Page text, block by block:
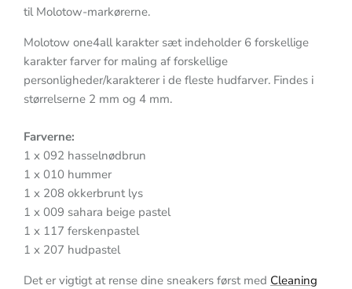
til Molotow-markørerne.
Molotow one4all karakter sæt indeholder 6 forskellige
karakter farver for maling af forskellige
personligheder/karakterer i de fleste hudfarver. Findes i
størrelserne 2 mm og 4 mm.
Farverne:
1 x 092 hasselnødbrun
1 x 010 hummer
1 x 208 okkerbrunt lys
1 x 009 sahara beige pastel
1 x 117 ferskenpastel
1 x 207 hudpastel
Det er vigtigt at rense dine sneakers først med Cleaning